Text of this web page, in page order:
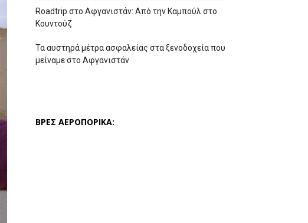
Roadtrip στο Αφγανιστάν: Από την Καμπούλ στο
Κουντούζ
Τα αυστηρά μέτρα ασφαλείας στα ξενοδοχεία που
μείναμε στο Αφγανιστάν
ΒΡΕΣ ΑΕΡΟΠΟΡΙΚΑ: